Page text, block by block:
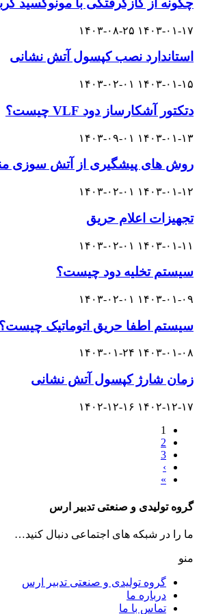
چگونه از گازگرفتگی با مونوکسید
۱۴۰۳-۰۱-۱۷ ۱۴۰۳-۰۸-۲۵
استاندارد نصب کپسول آتش نشانی
۱۴۰۳-۰۱-۱۵ ۱۴۰۳-۰۲-۰۱
دتکتور آشکارساز دود VLF چیست؟
۱۴۰۳-۰۱-۱۳ ۱۴۰۳-۰۹-۰۱
روش های پیشگیری از آتش سوزی
۱۴۰۳-۰۱-۱۲ ۱۴۰۳-۰۲-۰۱
تجهیزات اعلام حریق
۱۴۰۳-۰۱-۱۱ ۱۴۰۳-۰۲-۰۱
سیستم تخلیه دود چیست؟
۱۴۰۳-۰۱-۰۹ ۱۴۰۳-۰۲-۰۱
سیستم اطفا حریق اتوماتیک چیست؟
۱۴۰۳-۰۱-۰۸ ۱۴۰۳-۰۱-۲۴
زمان شارژ کپسول آتش نشانی
۱۴۰۲-۱۲-۱۷ ۱۴۰۲-۱۲-۱۶
1
2
3
›
»
گروه تولیدی و صنعتی تدبیر ارس
ما را در شبکه های اجتماعی دنبال کنید…
منو
گروه تولیدی و صنعتی تدبیر ارس
درباره ما
تماس با ما